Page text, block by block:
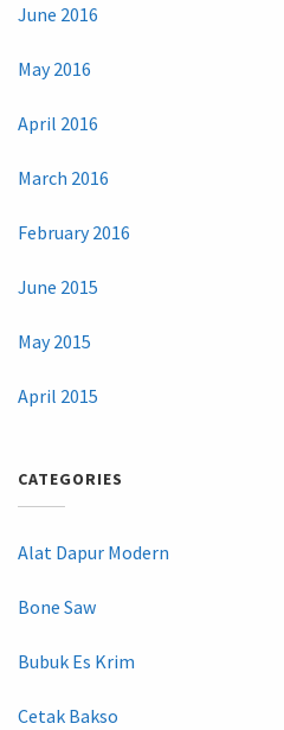
June 2016
May 2016
April 2016
March 2016
February 2016
June 2015
May 2015
April 2015
CATEGORIES
Alat Dapur Modern
Bone Saw
Bubuk Es Krim
Cetak Bakso